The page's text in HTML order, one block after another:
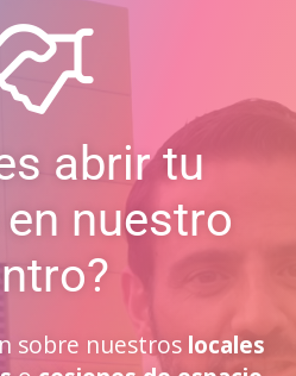
abrir tu
nuestro
sobre nuestros locales